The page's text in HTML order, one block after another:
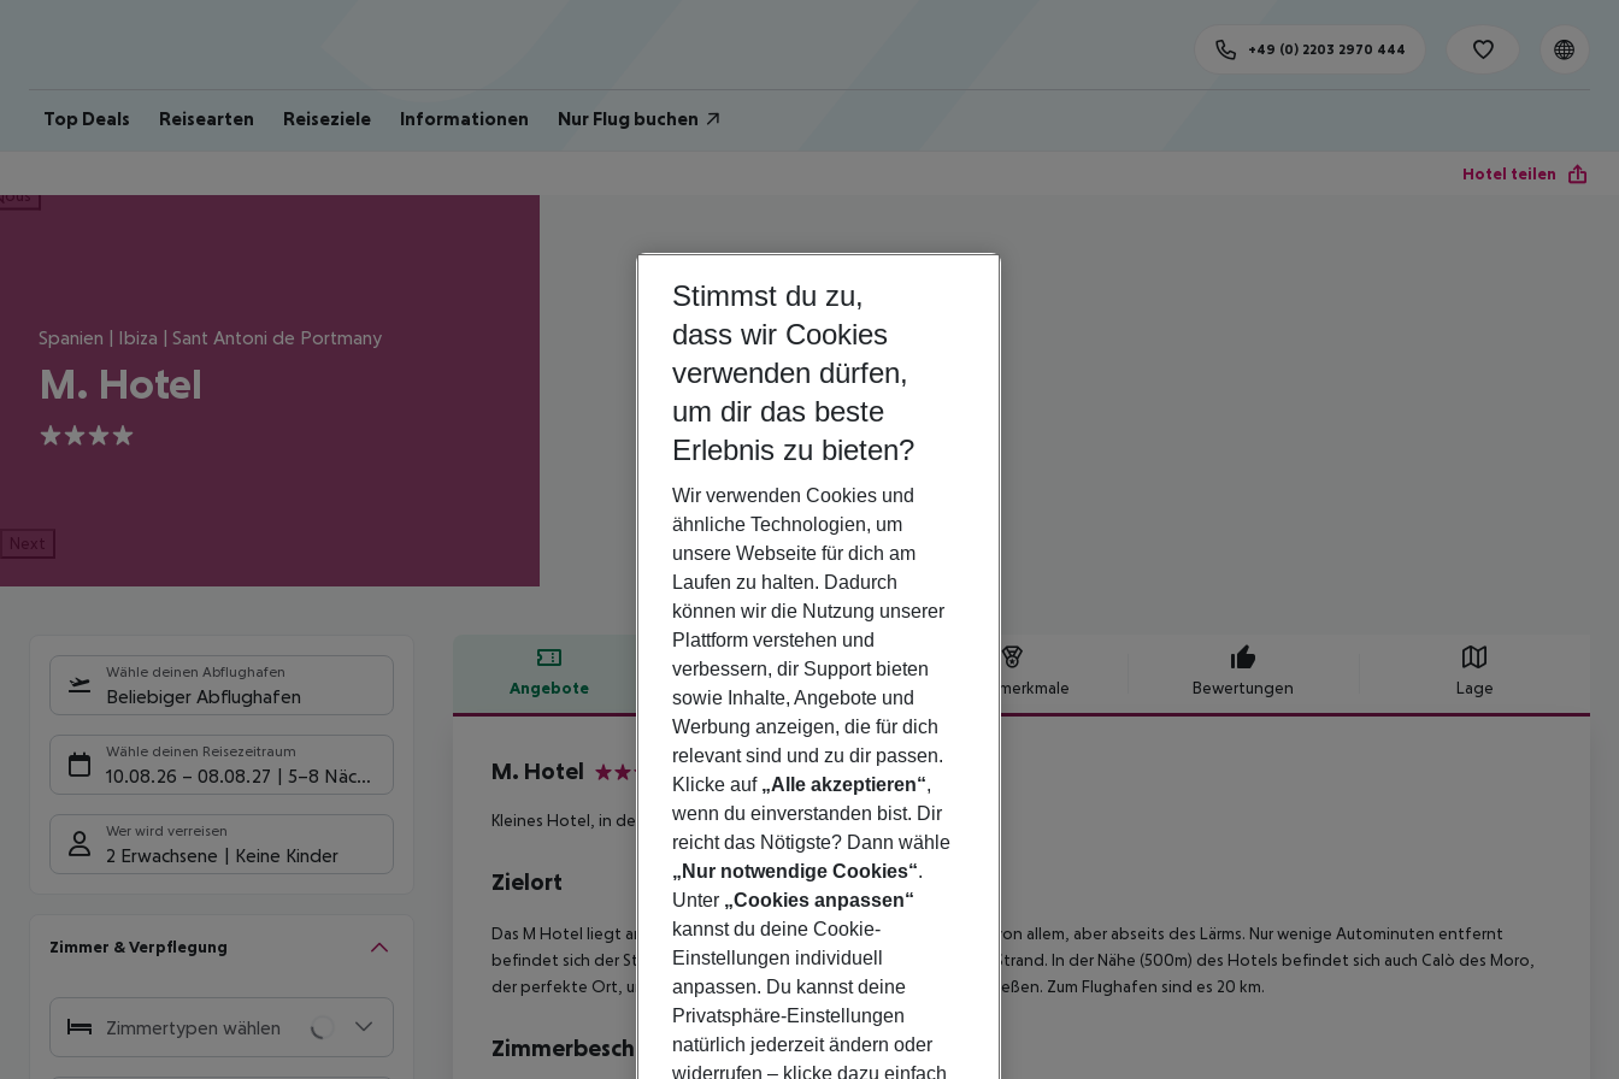
Top Deals Reisearten Reiseziele Informationen Nur Flug buchen
+49 (0) 2203 2970 444
Hotel teilen
Spanien | Ibiza | Sant Antoni de Portmany
M. Hotel
4
Next
Wähle deinen Abflughafen
Beliebiger Abflughafen
Wähle deinen Reisezeitraum
10.08.26 – 08.08.27 5-8 Nächte
Wer wird verreisen
2 Erwachsene Keine Kinder
Zimmer & Verpflegung
Zimmertypen wählen
Angebote Hotelbeschreibung Hotelmerkmale Bewertungen Lage
Hotelbeschreibung
M. Hotel
Kleines Hotel, in der Nähe des Zentrums von San Antonio
Zielort
Das M Hotel liegt am Rande von San Antonio und doch in der Nähe von allem, aber abseits des Lärms. Nur wenige Autominuten entfernt
befindet sich der Strand Cala Gració, ein 100 % familienfreundlicher Strand. In der Nähe (500m) des Hotels befindet sich auch Calò des Moro,
der perfekte Ort, um Ibizas spektakulären Sonnenuntergang zu genießen. Zum Flughafen sind es 20 km.
Zimmerbeschreibung
Stimmst du zu,
dass wir Cookies
verwenden dürfen,
um dir das beste
Erlebnis zu bieten?
Wir verwenden Cookies und
ähnliche Technologien, um
unsere Webseite für dich am
Laufen zu halten. Dadurch
können wir die Nutzung unserer
Plattform verstehen und
verbessern, dir Support bieten
sowie Inhalte, Angebote und
Werbung anzeigen, die für dich
relevant sind und zu dir passen.
Klicke auf „Alle akzeptieren“,
wenn du einverstanden bist. Dir
reicht das Nötigste? Dann wähle
„Nur notwendige Cookies“.
Unter „Cookies anpassen“
kannst du deine Cookie-
Einstellungen individuell
anpassen. Du kannst deine
Privatsphäre-Einstellungen
natürlich jederzeit ändern oder
widerrufen – klicke dazu einfach